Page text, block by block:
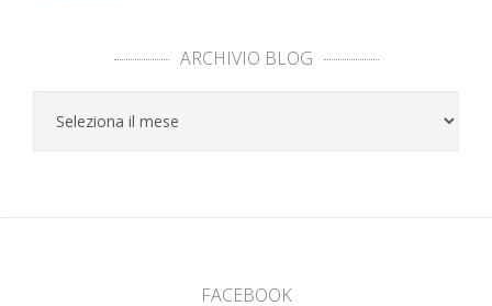
ARCHIVIO BLOG
Archivio
Blog
FACEBOOK